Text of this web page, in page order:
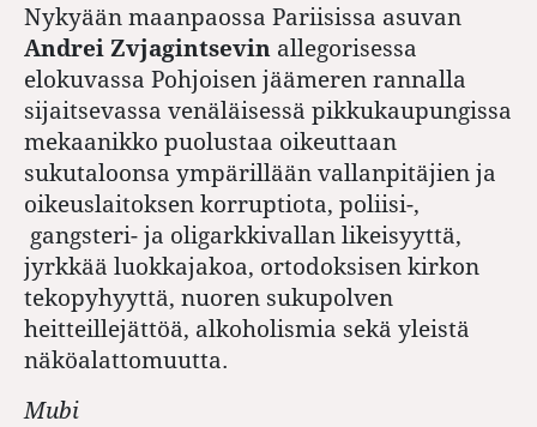
Nykyään maanpaossa Pariisissa asuvan
Andrei Zvjagintsevin allegorisessa
elokuvassa Pohjoisen jäämeren rannalla
sijaitsevassa venäläisessä pikkukaupungissa
mekaanikko puolustaa oikeuttaan
sukutaloonsa ympärillään vallanpitäjien ja
oikeuslaitoksen korruptiota, poliisi-,
gangsteri- ja oligarkkivallan likeisyyttä,
jyrkkää luokkajakoa, ortodoksisen kirkon
tekopyhyyttä, nuoren sukupolven
heitteillejättöä, alkoholismia sekä yleistä
näköalattomuutta.
Mubi